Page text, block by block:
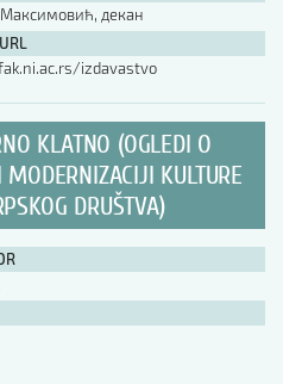
декан
izdavastvo
KLATNO (OGLEDI O
KULTURE
DRUŠTVA)